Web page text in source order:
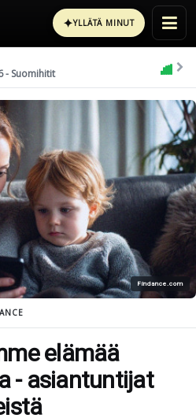
✦YLLÄTÄ MINUT
- Suomihitit
Findance.com
elämää
- asiantuntijat